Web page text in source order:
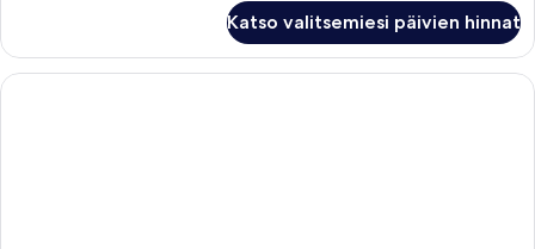
comfort-
huone
Katso valitsemiesi päivien hinnat